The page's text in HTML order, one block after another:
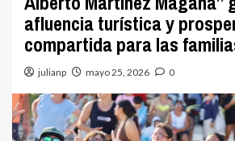
afluencia turística y
compartida para las
julianp mayo 25, 2026 0